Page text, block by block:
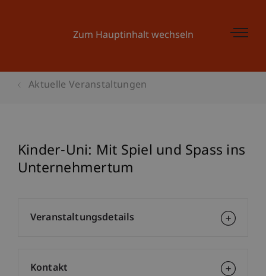
Zum Hauptinhalt wechseln
Aktuelle Veranstaltungen
Kinder-Uni: Mit Spiel und Spass ins
Unternehmertum
Veranstaltungsdetails
Kontakt